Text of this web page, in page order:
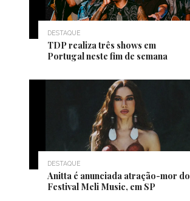
DESTAQUE
TDP realiza três shows em
Portugal neste fim de semana
DESTAQUE
Anitta é anunciada atração-mor do
Festival Meli Music, em SP